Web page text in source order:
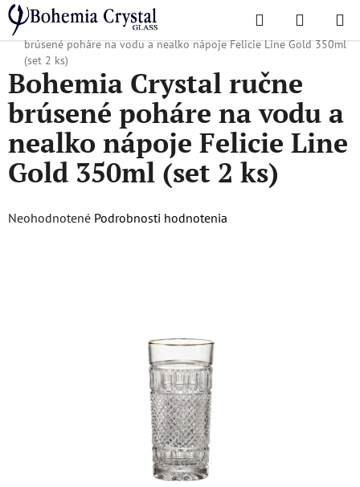
Prejsť
na
obsah
Hľadať
KOŠÍK
Domov
/ Obľúbené kolekcie / Felicie Line Gold
Bohemia Crystal ručne
brúsené poháre na vodu a nealko nápoje Felicie Line Gold 350ml
(set 2 ks)
Bohemia Crystal ručne
brúsené poháre na vodu a
nealko nápoje Felicie Line
Gold 350ml (set 2 ks)
Priemerné
Neohodnotené Podrobnosti hodnotenia